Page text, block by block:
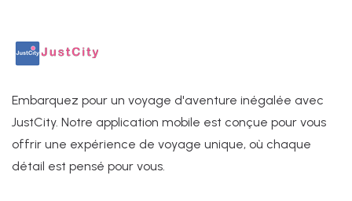
Embarquez pour un voyage d'aventure inégalée avec
JustCity. Notre application mobile est conçue pour vous
offrir une expérience de voyage unique, où chaque
détail est pensé pour vous.